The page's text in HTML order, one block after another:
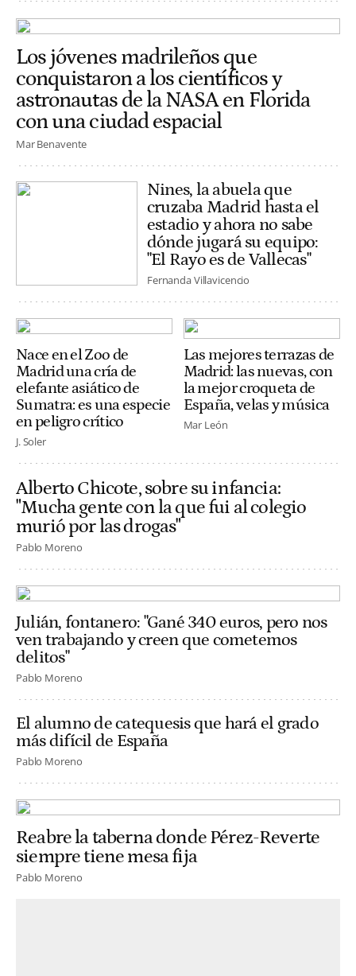
Los jóvenes madrileños que
conquistaron a los científicos y
astronautas de la NASA en Florida
con una ciudad espacial
Mar Benavente
Nines, la abuela que
cruzaba Madrid hasta el
estadio y ahora no sabe
dónde jugará su equipo:
"El Rayo es de Vallecas"
Fernanda Villavicencio
Nace en el Zoo de
Madrid una cría de
elefante asiático de
Sumatra: es una especie
en peligro crítico
J. Soler
Las mejores terrazas de
Madrid: las nuevas, con
la mejor croqueta de
España, velas y música
Mar León
Alberto Chicote, sobre su infancia:
"Mucha gente con la que fui al colegio
murió por las drogas"
Pablo Moreno
Julián, fontanero: "Gané 340 euros, pero nos
ven trabajando y creen que cometemos
delitos"
Pablo Moreno
El alumno de catequesis que hará el grado
más difícil de España
Pablo Moreno
Reabre la taberna donde Pérez-Reverte
siempre tiene mesa fija
Pablo Moreno